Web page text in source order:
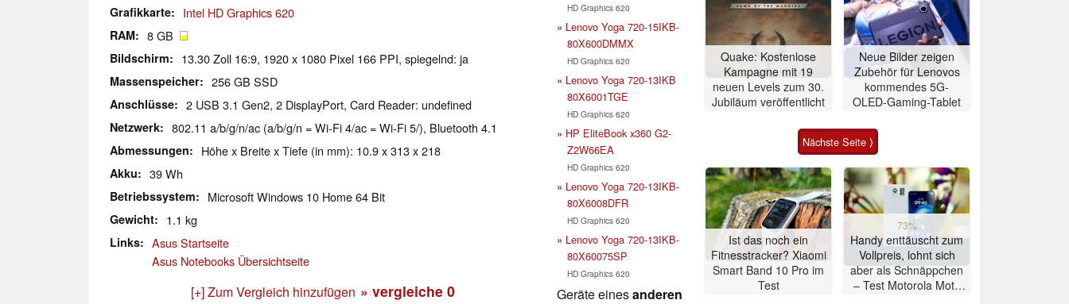
Grafikkarte Intel HD Graphics 620
RAM 8 GB
Bildschirm 13.30 Zoll 16:9, 1920 x 1080 Pixel 166 PPI, spiegelnd: ja
Massenspeicher 256 GB SSD
Anschlüsse 2 USB 3.1 Gen2, 2 DisplayPort, Card Reader: undefined
Netzwerk 802.11 a/b/g/n/ac (a/b/g/n = Wi-Fi 4/ac = Wi-Fi 5/), Bluetooth 4.1
Abmessungen Höhe x Breite x Tiefe (in mm): 10.9 x 313 x 218
Akku 39 Wh
Betriebssystem Microsoft Windows 10 Home 64 Bit
Gewicht 1.1 kg
Links
Asus Startseite
Asus Notebooks Übersichtseite
[+] Zum Vergleich hinzufügen » vergleiche 0
HD Graphics 620
Lenovo Yoga 720-15IKB-
80X600DMMX
HD Graphics 620
Lenovo Yoga 720-13IKB
80X6001TGE
HD Graphics 620
HP EliteBook x360 G2-
Z2W66EA
HD Graphics 620
Lenovo Yoga 720-13IKB-
80X6008DFR
HD Graphics 620
Lenovo Yoga 720-13IKB-
80X60075SP
HD Graphics 620
Geräte einesanderen
Quake: Kostenlose
Kampagne mit 19
neuen Levels zum 30.
Jubiläum veröffentlicht
Neue Bilder zeigen
Zubehör für Lenovos
kommendes 5G-
OLED-Gaming-Tablet
Nächste Seite ⟩
Ist das noch ein
Fitnesstracker? Xiaomi
Smart Band 10 Pro im
Test
73%
Handy enttäuscht zum
Vollpreis, lohnt sich
aber als Schnäppchen
– Test Motorola Moto